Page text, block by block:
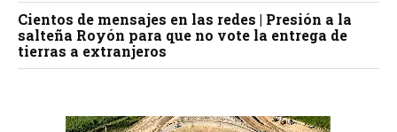
Cientos de mensajes en las redes | Presión a la
salteña Royón para que no vote la entrega de
tierras a extranjeros